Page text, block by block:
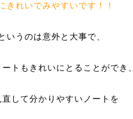
きれいでみやすいです！！
いうのは意外と大事で、
トもきれいにとることができ、
して分かりやすいノートを